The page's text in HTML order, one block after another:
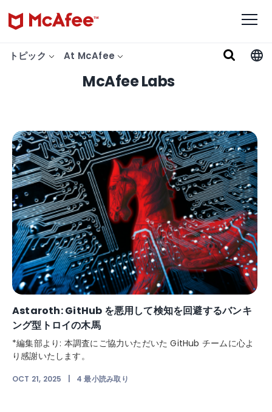
トピック At McAfee
McAfee Labs
Astaroth: GitHub を悪用して検知を回避するバンキ
ング型トロイの木馬
*編集部より: 本調査にご協力いただいた GitHub チームに心よ
り感謝いたします。
OCT 21, 2025 4 最小読み取り